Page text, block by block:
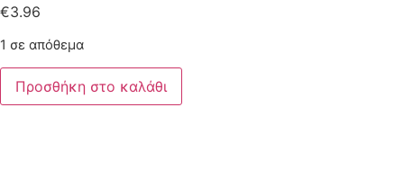
€3.96
1 σε απόθεμα
Προσθήκη στο καλάθι